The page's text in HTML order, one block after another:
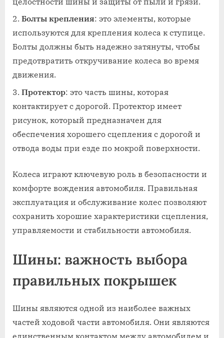
Болты крепления: это элементы, которые
используются для крепления колеса к ступице.
Болты должны быть надежно затянуты, чтобы
предотвратить откручивание колеса во время
движения.
Протектор: это часть шины, которая
контактирует с дорогой. Протектор имеет
рисунок, который предназначен для
обеспечения хорошего сцепления с дорогой и
отвода воды при езде по мокрой поверхности.
Колеса играют ключевую роль в безопасности и
комфорте вождения автомобиля. Правильная
эксплуатация и обслуживание колес позволяют
сохранить хорошие характеристики сцепления,
управляемости и стабильности автомобиля.
Шины: важность выбора
правильных покрышек
Шины являются одной из наиболее важных
частей ходовой части автомобиля. Они являются